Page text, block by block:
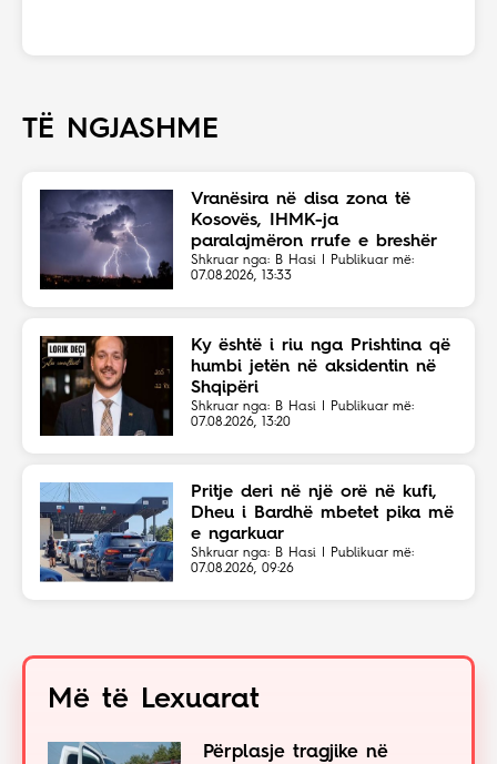
TË NGJASHME
Vranësira në disa zona të
Kosovës, IHMK-ja
paralajmëron rrufe e breshër
Shkruar nga: B Hasi | Publikuar më:
07.08.2026, 13:33
Ky është i riu nga Prishtina që
humbi jetën në aksidentin në
Shqipëri
Shkruar nga: B Hasi | Publikuar më:
07.08.2026, 13:20
Pritje deri në një orë në kufi,
Dheu i Bardhë mbetet pika më
e ngarkuar
Shkruar nga: B Hasi | Publikuar më:
07.08.2026, 09:26
Më të Lexuarat
Përplasje tragjike në